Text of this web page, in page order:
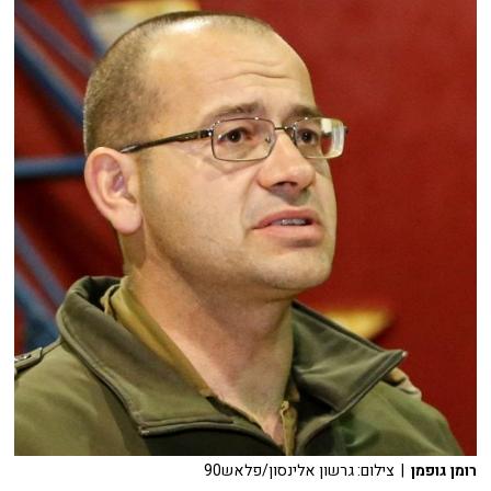
רומן גופמן | צילום: גרשון אלינסון/פלאש90